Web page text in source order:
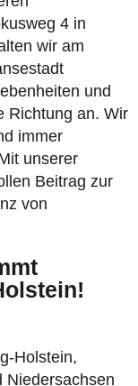
4 in
wir am
und
Richtung an. Wir
immer
unserer
Beitrag zur
von
Holstein,
Niedersachsen